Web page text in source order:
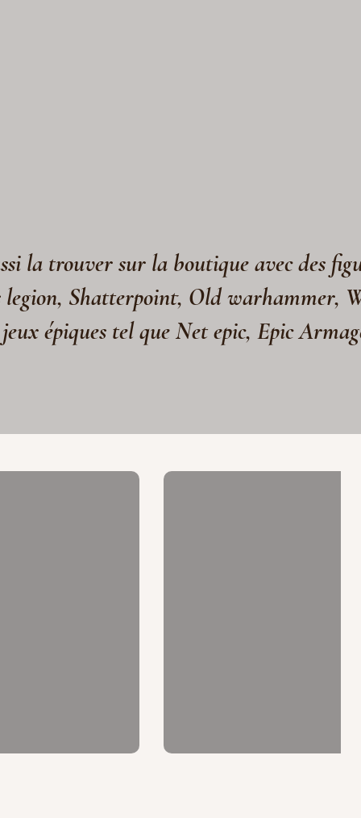
la trouver sur la boutique avec des
legion, Shatterpoint, Old warhammer,
jeux épiques tel que Net epic, Epic